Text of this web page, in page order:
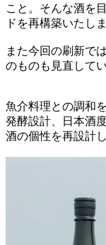
こと。そんな酒を
ドを再構築いたし
また今回の刷新で
のものも見直してい
魚介料理との調和
発酵設計、日本酒
酒の個性を再設計